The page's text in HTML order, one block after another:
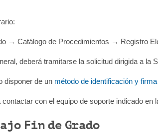
→ Catálogo de Procedimientos → Registro
deberá tramitarse la solicitud dirigida a la
disponer de un método de identificación y
con el equipo de soporte indicado en
Fin de Grado